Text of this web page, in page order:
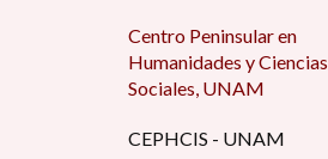
Centro Peninsular en
Humanidades y Ciencias
Sociales, UNAM
CEPHCIS - UNAM